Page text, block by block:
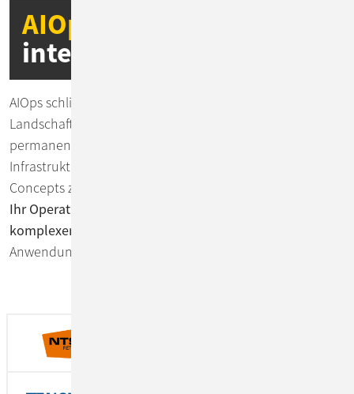
AIOps
intelligent managen
AIOps schließt die Lücke zwischen einer dynamischen IT-
Landschaft und den Erwartungen, dass Systeme
permanent verfügbar sind. ConSol analysiert Ihre IT-
Infrastruktur und berät Sie anhand eines Proof of
Concepts zum Einsatz geeigneter AIOps-Tools.
Ihr Operations-Team die Kontrolle in immer
komplexeren IT-Umgebungen
Anwendungsleistung sicher.